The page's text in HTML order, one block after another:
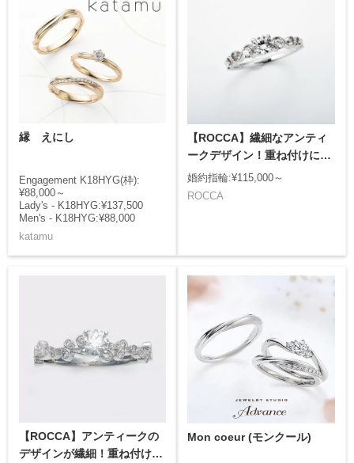
縁 えにし
Engagement K18HYG(枠):
¥88,000～
Lady's - K18HYG:¥137,500
Men's - K18HYG:¥88,000
katamu
【ROCCA】繊細なアンティ
ークデザイン！重ね付けにも
ぴったりなエンゲージリング
婚約指輪:¥115,000～
ROCCA
【ROCCA】アンティークの
デザインが繊細！重ね付けに
Mon coeur (モンクール)